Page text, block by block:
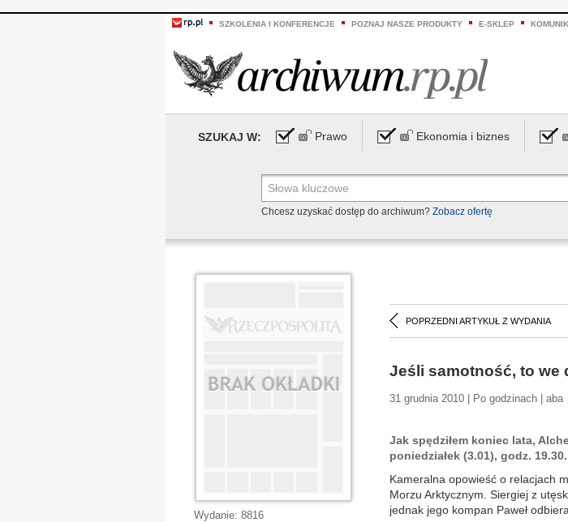
SZKOLENIA I KONFERENCJE POZNAJ NASZE PRODUKTY E-SKLEP
SZUKAJ W: Prawo Ekonomia i biznes
Chcesz uzyskać dostęp do archiwum? Zobacz ofertę
POPRZEDNI ARTYKUŁ Z WYDANIA
Jeśli samotność, to we
31 grudnia 2010 | Po godzinach | aba
Jak spędziłem koniec lata,
poniedziałek (3.01), godz. 19.30.
Kameralna opowieść o relacjach
Morzu Arktycznym. Siergiej z
jednak jego kompan Paweł
Wydanie: 8816